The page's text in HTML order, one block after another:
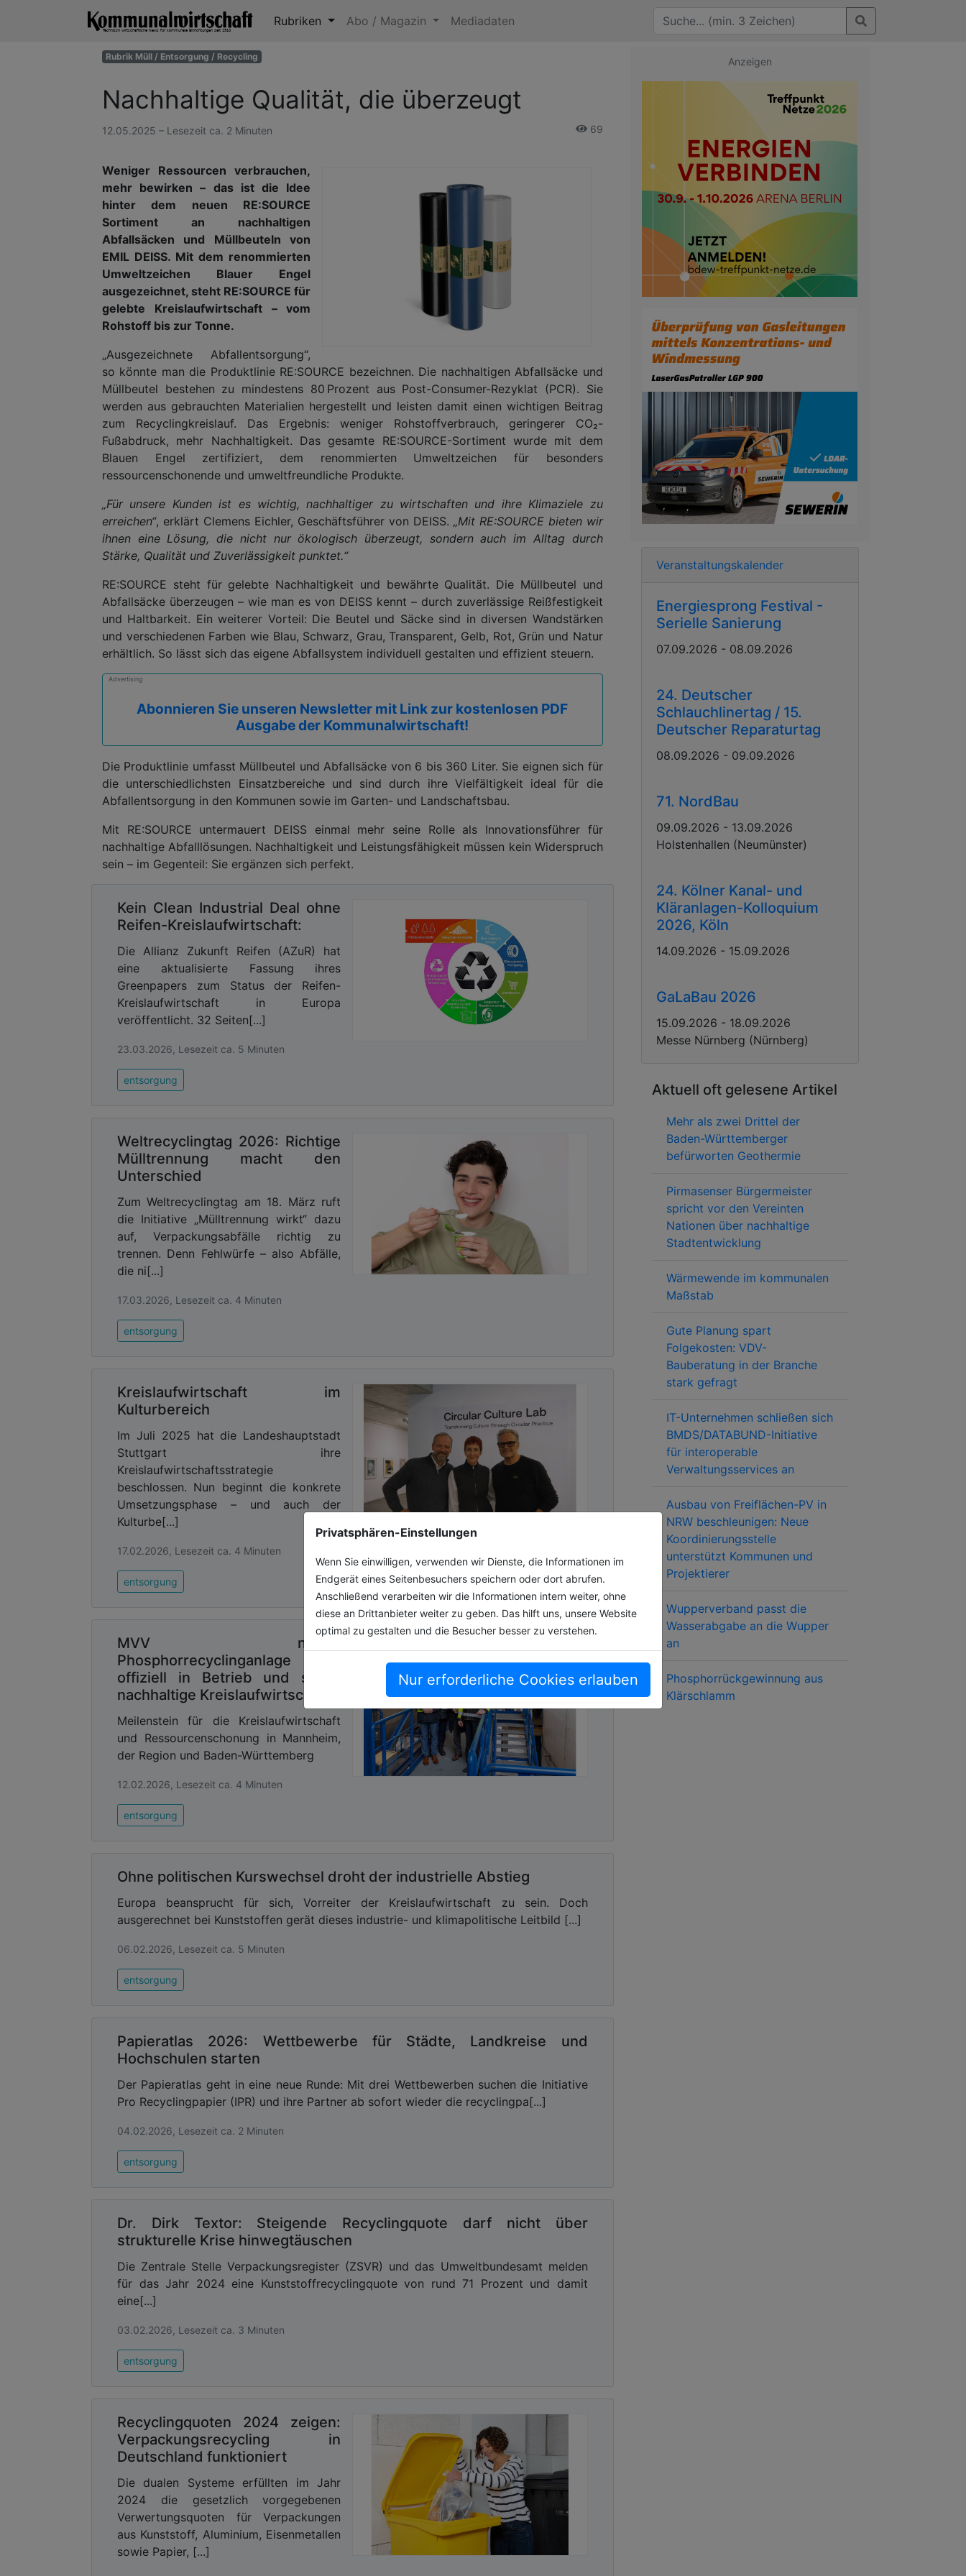
Rubriken Abo / Magazin Mediadaten
Privatsphären-Einstellungen
Wenn Sie einwilligen, verwenden wir Dienste, die Informationen im
Endgerät eines Seitenbesuchers speichern oder dort abrufen.
Anschließend verarbeiten wir die Informationen intern weiter, ohne
diese an Drittanbieter weiter zu geben. Das hilft uns, unsere Website
optimal zu gestalten und die Besucher besser zu verstehen.
Nur erforderliche Cookies erlauben
Rubrik Müll / Entsorgung / Recycling
Nachhaltige Qualität, die überzeugt
12.05.2025 – Lesezeit ca. 2 Minuten 69
Weniger Ressourcen verbrauchen,
mehr bewirken – das ist die Idee
hinter dem neuen RE:SOURCE
Sortiment an nachhaltigen
Abfallsäcken und Müllbeuteln von
EMIL DEISS. Mit dem renommierten
Umweltzeichen Blauer Engel
ausgezeichnet, steht RE:SOURCE für
gelebte Kreislaufwirtschaft – vom
Rohstoff bis zur Tonne.
„Ausgezeichnete Abfallentsorgung“,
so könnte man die Produktlinie RE:SOURCE bezeichnen. Die nachhaltigen Abfallsäcke und
Müllbeutel bestehen zu mindestens 80 Prozent aus Post-Consumer-Rezyklat (PCR). Sie
werden aus gebrauchten Materialien hergestellt und leisten damit einen wichtigen Beitrag
zum Recyclingkreislauf. Das Ergebnis: weniger Rohstoffverbrauch, geringerer CO₂-
Fußabdruck, mehr Nachhaltigkeit. Das gesamte RE:SOURCE-Sortiment wurde mit dem
Blauen Engel zertifiziert, dem renommierten Umweltzeichen für besonders
ressourcenschonende und umweltfreundliche Produkte.
„Für unsere Kunden ist es wichtig, nachhaltiger zu wirtschaften und ihre Klimaziele zu
erreichen“, erklärt Clemens Eichler, Geschäftsführer von DEISS. „Mit RE:SOURCE bieten wir
ihnen eine Lösung, die nicht nur ökologisch überzeugt, sondern auch im Alltag durch
Stärke, Qualität und Zuverlässigkeit punktet.“
RE:SOURCE steht für gelebte Nachhaltigkeit und bewährte Qualität. Die Müllbeutel und
Abfallsäcke überzeugen – wie man es von DEISS kennt – durch zuverlässige Reißfestigkeit
und Haltbarkeit. Ein weiterer Vorteil: Die Beutel und Säcke sind in diversen Wandstärken
und verschiedenen Farben wie Blau, Schwarz, Grau, Transparent, Gelb, Rot, Grün und Natur
erhältlich. So lässt sich das eigene Abfallsystem individuell gestalten und effizient steuern.
Advertising
Abonnieren Sie unseren Newsletter mit Link zur kostenlosen PDF
Ausgabe der Kommunalwirtschaft!
Die Produktlinie umfasst Müllbeutel und Abfallsäcke von 6 bis 360 Liter. Sie eignen sich für
die unterschiedlichsten Einsatzbereiche und sind durch ihre Vielfältigkeit ideal für die
Abfallentsorgung in den Kommunen sowie im Garten- und Landschaftsbau.
Mit RE:SOURCE untermauert DEISS einmal mehr seine Rolle als Innovationsführer für
nachhaltige Abfalllösungen. Nachhaltigkeit und Leistungsfähigkeit müssen kein Widerspruch
sein – im Gegenteil: Sie ergänzen sich perfekt.
Kein Clean Industrial Deal ohne
Reifen-Kreislaufwirtschaft:
Die Allianz Zukunft Reifen (AZuR) hat
eine aktualisierte Fassung ihres
Greenpapers zum Status der Reifen-
Kreislaufwirtschaft in Europa
veröffentlicht. 32 Seiten[...]
23.03.2026, Lesezeit ca. 5 Minuten
entsorgung
Weltrecyclingtag 2026: Richtige
Mülltrennung macht den
Unterschied
Zum Weltrecyclingtag am 18. März ruft
die Initiative „Mülltrennung wirkt“ dazu
auf, Verpackungsabfälle richtig zu
trennen. Denn Fehlwürfe – also Abfälle,
die ni[...]
17.03.2026, Lesezeit ca. 4 Minuten
entsorgung
Kreislaufwirtschaft im
Kulturbereich
Im Juli 2025 hat die Landeshauptstadt
Stuttgart ihre
Kreislaufwirtschaftsstrategie
beschlossen. Nun beginnt die konkrete
Umsetzungsphase – und auch der
Kulturbe[...]
17.02.2026, Lesezeit ca. 4 Minuten
entsorgung
MVV nimmt
Phosphorrecyclinganlage
offiziell in Betrieb und stärkt
nachhaltige Kreislaufwirtschaft
Meilenstein für die Kreislaufwirtschaft
und Ressourcenschonung in Mannheim,
der Region und Baden-Württemberg
12.02.2026, Lesezeit ca. 4 Minuten
entsorgung
Ohne politischen Kurswechsel droht der industrielle Abstieg
Europa beansprucht für sich, Vorreiter der Kreislaufwirtschaft zu sein. Doch
ausgerechnet bei Kunststoffen gerät dieses industrie- und klimapolitische Leitbild [...]
06.02.2026, Lesezeit ca. 5 Minuten
entsorgung
Papieratlas 2026: Wettbewerbe für Städte, Landkreise und
Hochschulen starten
Der Papieratlas geht in eine neue Runde: Mit drei Wettbewerben suchen die Initiative
Pro Recyclingpapier (IPR) und ihre Partner ab sofort wieder die recyclingpa[...]
04.02.2026, Lesezeit ca. 2 Minuten
entsorgung
Dr. Dirk Textor: Steigende Recyclingquote darf nicht über
strukturelle Krise hinwegtäuschen
Die Zentrale Stelle Verpackungsregister (ZSVR) und das Umweltbundesamt melden
für das Jahr 2024 eine Kunststoffrecyclingquote von rund 71 Prozent und damit
eine[...]
03.02.2026, Lesezeit ca. 3 Minuten
entsorgung
Recyclingquoten 2024 zeigen:
Verpackungsrecycling in
Deutschland funktioniert
Die dualen Systeme erfüllten im Jahr
2024 die gesetzlich vorgegebenen
Verwertungsquoten für Verpackungen
aus Kunststoff, Aluminium, Eisenmetallen
sowie Papier, [...]
Anzeigen
Veranstaltungskalender
Energiesprong Festival -
Serielle Sanierung
07.09.2026 - 08.09.2026
24. Deutscher
Schlauchlinertag / 15.
Deutscher Reparaturtag
08.09.2026 - 09.09.2026
71. NordBau
09.09.2026 - 13.09.2026
Holstenhallen (Neumünster)
24. Kölner Kanal- und
Kläranlagen-Kolloquium
2026, Köln
14.09.2026 - 15.09.2026
GaLaBau 2026
15.09.2026 - 18.09.2026
Messe Nürnberg (Nürnberg)
Aktuell oft gelesene Artikel
Mehr als zwei Drittel der
Baden-Württemberger
befürworten Geothermie
Pirmasenser Bürgermeister
spricht vor den Vereinten
Nationen über nachhaltige
Stadtentwicklung
Wärmewende im kommunalen
Maßstab
Gute Planung spart
Folgekosten: VDV-
Bauberatung in der Branche
stark gefragt
IT-Unternehmen schließen sich
BMDS/DATABUND-Initiative
für interoperable
Verwaltungsservices an
Ausbau von Freiflächen-PV in
NRW beschleunigen: Neue
Koordinierungsstelle
unterstützt Kommunen und
Projektierer
Wupperverband passt die
Wasserabgabe an die Wupper
an
Phosphorrückgewinnung aus
Klärschlamm